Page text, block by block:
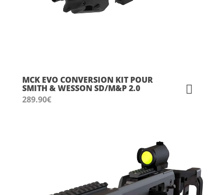
MCK EVO CONVERSION KIT POUR
SMITH & WESSON SD/M&P 2.0
289.90€